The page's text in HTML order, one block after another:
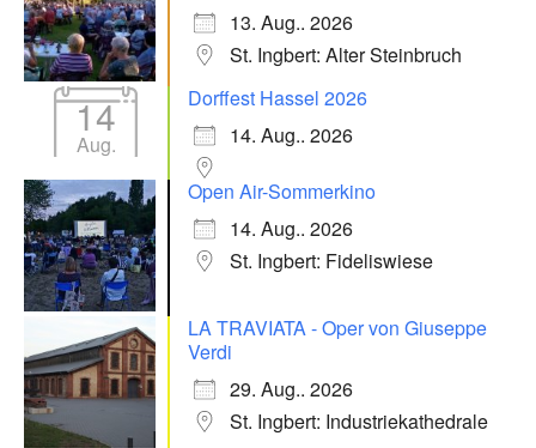
13. Aug.. 2026
St. Ingbert: Alter Steinbruch
14
Aug.
Dorffest Hassel 2026
14. Aug.. 2026
Open Air-Sommerkino
14. Aug.. 2026
St. Ingbert: Fideliswiese
LA TRAVIATA - Oper von Giuseppe
Verdi
29. Aug.. 2026
St. Ingbert: Industriekathedrale